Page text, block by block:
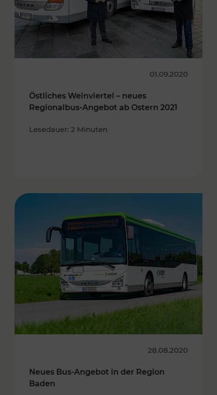
01.09.2020
Östliches Weinviertel – neues
Regionalbus-Angebot ab Ostern 2021
Lesedauer: 2 Minuten
28.08.2020
Neues Bus-Angebot in der Region
Baden